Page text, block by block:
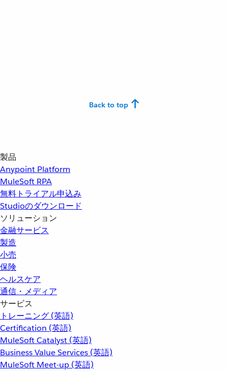
Back to top
製品
Anypoint Platform
MuleSoft RPA
無料トライアル申込み
Studioのダウンロード
ソリューション
金融サービス
製造
小売
保険
ヘルスケア
通信・メディア
サービス
トレーニング (英語)
Certification (英語)
MuleSoft Catalyst (英語)
Business Value Services (英語)
MuleSoft Meet-up (英語)